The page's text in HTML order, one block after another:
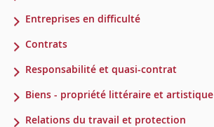
Entreprises en difficulté
Contrats
Responsabilité et quasi-contrat
Biens - propriété littéraire et artistique
Relations du travail et protection